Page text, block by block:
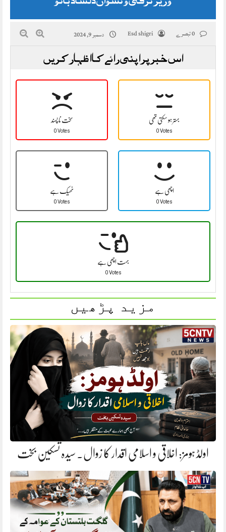
Esd shigri دسمبر 9, 2024
اس خبر پر اپنی رائے کا اظہار کریں
سخت نا پسند
0 Votes
بہتر ہو سکتی تھی
0 Votes
ٹھیک ہے
0 Votes
اچھی ہے
0 Votes
بہت اچھی ہے
0 Votes
مزید پڑھیں
اولڈ ہومز: اخلاقی و اسلامی اقدار کا زوال. سیدہ تسکین بخت